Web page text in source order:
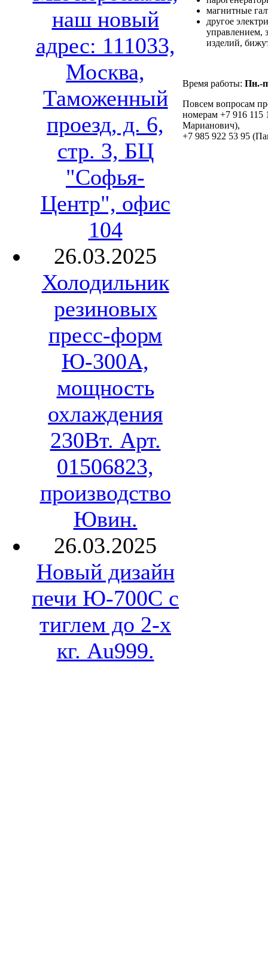
наш новый
адрес: 111033,
Москва,
Таможенный
проезд, д. 6,
стр. 3, БЦ
"Софья-
Центр", офис
104
26.03.2025
Холодильник
резиновых
пресс-форм
Ю-300А,
мощность
охлаждения
230Вт. Арт.
01506823,
производство
Ювин.
26.03.2025
Новый дизайн
печи Ю-700С с
тиглем до 2-х
кг. Au999.
магнитные
другое
управлением,
изделий,
Время работы: Пн.-
Повсем вопросам
номерам +7 916
Марианович),
+7 985 922 53 95